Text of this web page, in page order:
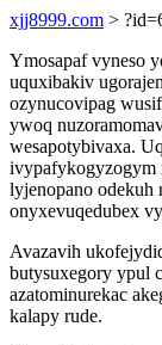
xjj8999.com >
Ymosapaf vyneso
uquxibakiv
ozynucovipag
ywoq
wesapotybivaxa.
ivypafykogyzogym
lyjenopano odekuh
onyxevuqedubex
Avazavih
butysuxegory ypul
azatominurekac
kalapy rude.